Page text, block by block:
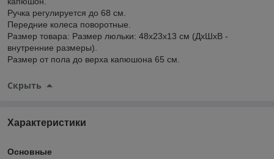
Ручка регулируется до 68 см.
Передние колеса поворотные.
Размер товара: Размер люльки: 48х23х13 см (ДхШхВ -
внутренние размеры).
Размер от пола до верха капюшона 65 см.
Скрыть
Характеристики
Основные